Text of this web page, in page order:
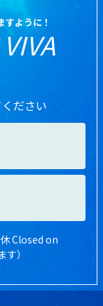
ように！
ださい
Closed on
）